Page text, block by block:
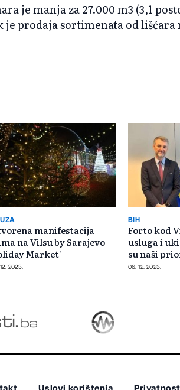
je manja za 27.000 m3 (3,1
prodaja sortimenata od lišćara
manifestacija
na Vilsu by Sarajevo
Market'
2023.
BIH
Forto kod
usluga i
su naši
06. 12. 2023.